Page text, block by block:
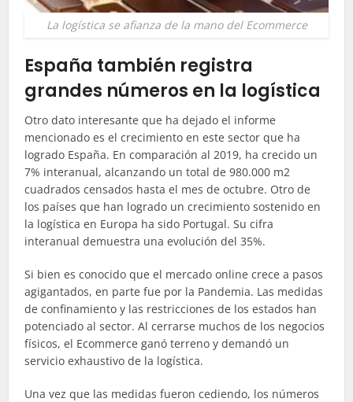
La logística se afianza de la mano del Ecommerce
España también registra
grandes números en la logística
Otro dato interesante que ha dejado el informe
mencionado es el crecimiento en este sector que ha
logrado España. En comparación al 2019, ha crecido un
7% interanual, alcanzando un total de 980.000 m2
cuadrados censados hasta el mes de octubre. Otro de
los países que han logrado un crecimiento sostenido en
la logística en Europa ha sido Portugal. Su cifra
interanual demuestra una evolución del 35%.
Si bien es conocido que el mercado online crece a pasos
agigantados, en parte fue por la Pandemia. Las medidas
de confinamiento y las restricciones de los estados han
potenciado al sector. Al cerrarse muchos de los negocios
físicos, el Ecommerce ganó terreno y demandó un
servicio exhaustivo de la logística.
Una vez que las medidas fueron cediendo, los números